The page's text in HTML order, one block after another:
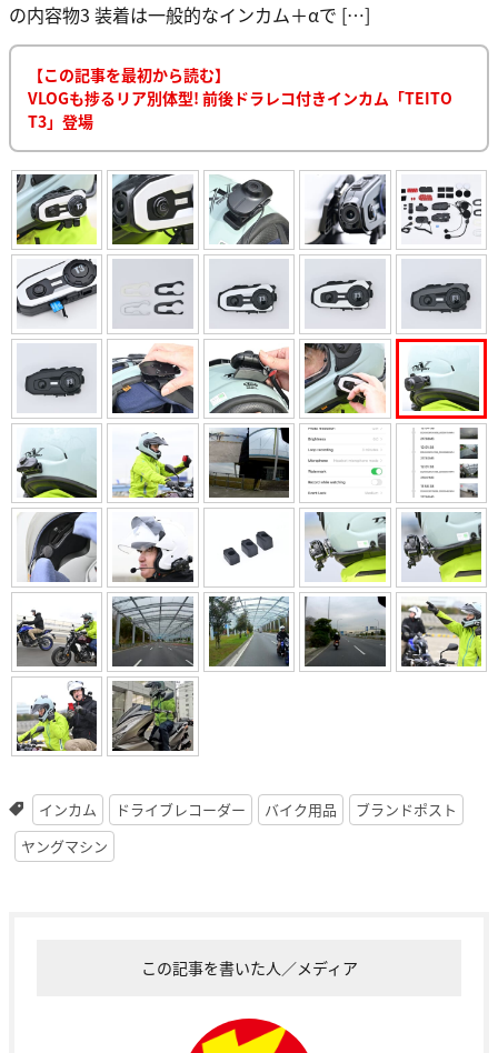
の内容物3 装着は一般的なインカム＋αで […]
【この記事を最初から読む】
VLOGも捗るリア別体型! 前後ドラレコ付きインカム「TEITO
T3」登場
インカム ドライブレコーダー バイク用品
ブランドポスト
ヤングマシン
この記事を書いた人／メディア